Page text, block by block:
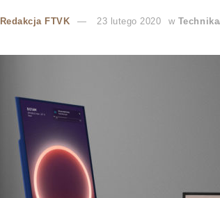
Redakcja FTVK 23 lutego 2020 w